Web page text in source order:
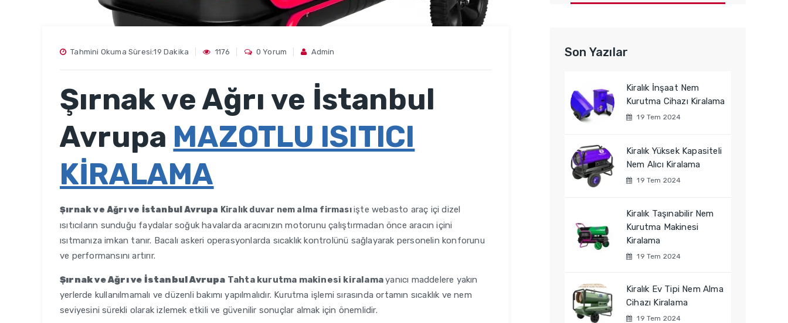
Tahmini Okuma Süresi:19 Dakika 1176 0 Yorum Admin
Şırnak ve Ağrı ve İstanbul
Avrupa MAZOTLU ISITICI
KİRALAMA
Şırnak ve Ağrı ve İstanbul Avrupa Kiralık duvar nem alma firmasıişte webasto araç içi dizel
ısıtıcıların sunduğu faydalar soğuk havalarda aracınızın motorunu çalıştırmadan önce aracın içini
ısıtmanıza imkan tanır. Bacalı askeri operasyonlarda sıcaklık kontrolünü sağlayarak personelin konforunu
ve performansını artırır.
Şırnak ve Ağrı ve İstanbul Avrupa Tahta kurutma makinesi kiralamayanıcı maddelere yakın
yerlerde kullanılmamalı ve düzenli bakımı yapılmalıdır. Kurutma işlemi sırasında ortamın sıcaklık ve nem
seviyesini sürekli olarak izlemek etkili ve güvenilir sonuçlar almak için önemlidir.
Son Yazılar
Kiralık İnşaat Nem
Kurutma Cihazı Kiralama
19 Tem 2024
Kiralık Yüksek Kapasiteli
Nem Alıcı Kiralama
19 Tem 2024
Kiralık Taşınabilir Nem
Kurutma Makinesi
Kiralama
19 Tem 2024
Kiralık Ev Tipi Nem Alma
Cihazı Kiralama
19 Tem 2024